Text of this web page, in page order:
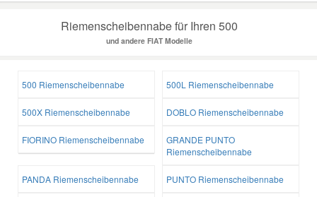
Riemenscheibennabe für Ihren 500
und andere FIAT Modelle
500 Riemenscheibennabe 500L Riemenscheibennabe
500X Riemenscheibennabe DOBLO Riemenscheibennabe
FIORINO Riemenscheibennabe
GRANDE PUNTO
Riemenscheibennabe
PANDA Riemenscheibennabe PUNTO Riemenscheibennabe